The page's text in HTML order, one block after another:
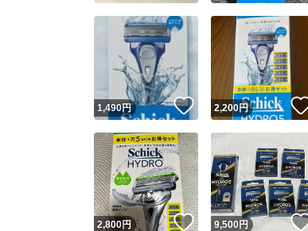
1,490円 いいね！
2,200円
2,800円 いいね！
9,500円